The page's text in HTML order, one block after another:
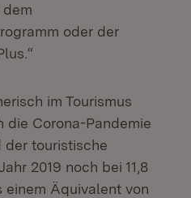
oder der
im Tourismus
Corona-Pandemie
der touristische
2019 noch bei 11,8
einem Äquivalent von